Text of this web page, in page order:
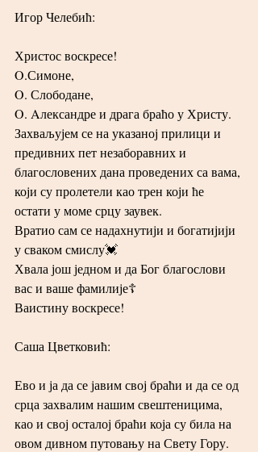
Игор Челебић:
Христос воскресе!
O.Симоне,
O. Слободане,
O. Aлександре и драга браћо у Христу.
Захваљујем се на указаној прилици и
предивних пет незаборавних и
благословених дана проведених са вама,
који су пролетели као трен који ће
остати у моме срцу заувек.
Вратио сам се надахнутији и богатијији
у сваком смислу💓
Хвала још једном и да Бог благослови
вас и ваше фамилије☦️
Ваистину воскресе!
Саша Цветковић:
Ево и ја да се јавим свој браћи и да се од
срца захвалим нашим свештеницима,
као и свој осталој браћи која су била на
овом дивном путовању на Свету Гору.